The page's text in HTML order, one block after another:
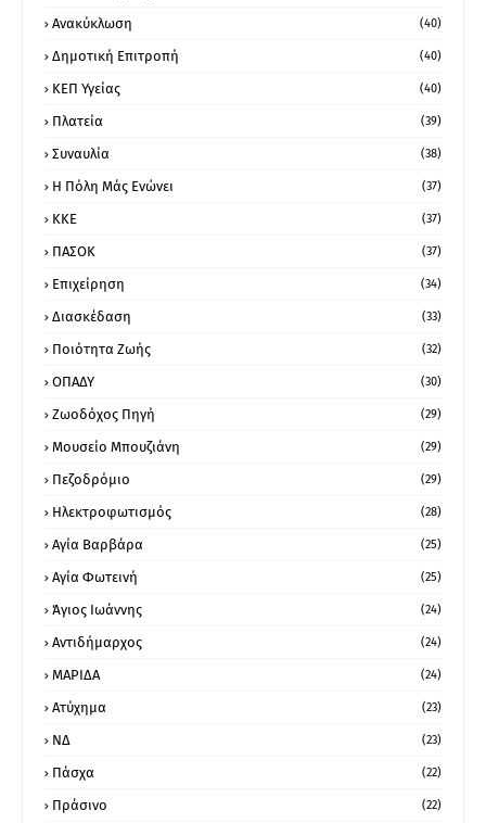
Ανακύκλωση (40)
Δημοτική Επιτροπή (40)
ΚΕΠ Υγείας (40)
Πλατεία (39)
Συναυλία (38)
Η Πόλη Μάς Ενώνει (37)
ΚΚΕ (37)
ΠΑΣΟΚ (37)
Επιχείρηση (34)
Διασκέδαση (33)
Ποιότητα Ζωής (32)
ΟΠΑΔΥ (30)
Ζωοδόχος Πηγή (29)
Μουσείο Μπουζιάνη (29)
Πεζοδρόμιο (29)
Ηλεκτροφωτισμός (28)
Αγία Βαρβάρα (25)
Αγία Φωτεινή (25)
Άγιος Ιωάννης (24)
Αντιδήμαρχος (24)
ΜΑΡΙΔΑ (24)
Ατύχημα (23)
ΝΔ (23)
Πάσχα (22)
Πράσινο (22)